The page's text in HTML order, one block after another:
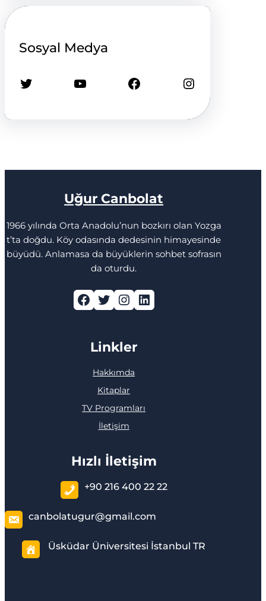
Sosyal Medya
Twitter YouTube Facebook Instagram
Uğur Canbolat
1966 yılında Orta Anadolu’nun bozkırı olan Yozga
t’ta doğdu. Köy odasında dedesinin himayesinde
büyüdü. Anlamasa da büyüklerin sohbet sofrasın
da oturdu.
Facebook Twitter Instagram LinkedIn
Linkler
Hakkımda
Kitaplar
TV Programları
İletişim
Hızlı İletişim
+90 216 400 22 22
canbolatugur@gmail.com
Üsküdar Üniversitesi İstanbul TR